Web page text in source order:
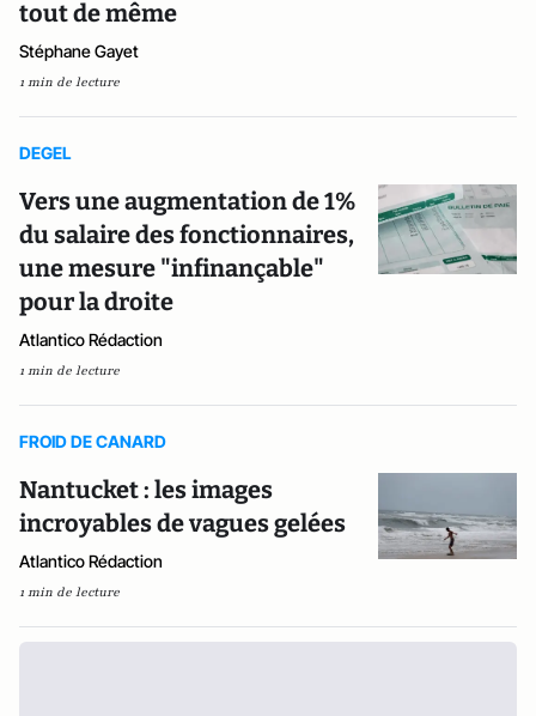
tout de même
Stéphane Gayet
1 min de lecture
DEGEL
Vers une augmentation de 1%
du salaire des fonctionnaires,
une mesure "infinançable"
pour la droite
Atlantico Rédaction
1 min de lecture
FROID DE CANARD
Nantucket : les images
incroyables de vagues gelées
Atlantico Rédaction
1 min de lecture